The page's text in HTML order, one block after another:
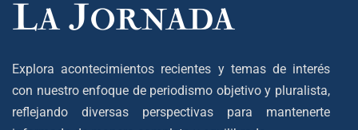
Explora acontecimientos recientes y temas de interés
con nuestro enfoque de periodismo objetivo y pluralista,
reflejando diversas perspectivas para mantenerte